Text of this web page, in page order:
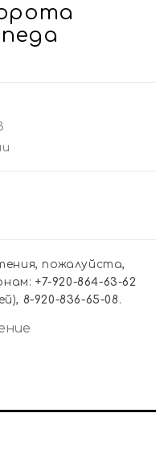
пожалуйста,
+7-920-864-63-62
8-920-836-65-08 .